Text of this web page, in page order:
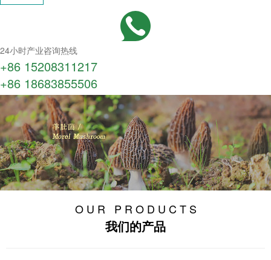
24小时产业咨询热线
+86 15208311217​
+86 18683855506
O U R P R O D U C T S
我们的产品